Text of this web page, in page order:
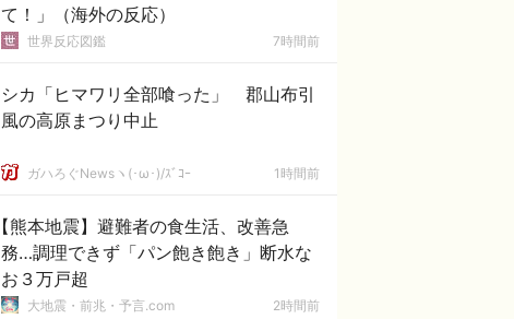
て！」（海外の反応）
世界反応図鑑 7時間前
シカ「ヒマワリ全部喰った」 郡山布引
風の高原まつり中止
ガハろぐNewsヽ(･ω･)/ｽﾞｺｰ 1時間前
【熊本地震】避難者の食生活、改善急
務…調理できず「パン飽き飽き」断水な
お３万戸超
大地震・前兆・予言.com 2時間前